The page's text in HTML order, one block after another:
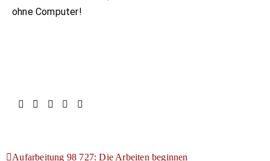
ohne Computer!
Aufarbeitung 98 727: Die Arbeiten beginnen